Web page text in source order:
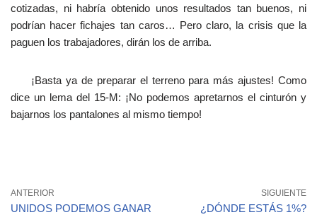
cotizadas, ni habría obtenido unos resultados tan buenos, ni
podrían hacer fichajes tan caros… Pero claro, la crisis que la
paguen los trabajadores, dirán los de arriba.
¡Basta ya de preparar el terreno para más ajustes! Como
dice un lema del 15-M: ¡No podemos apretarnos el cinturón y
bajarnos los pantalones al mismo tiempo!
ANTERIOR
UNIDOS PODEMOS GANAR
SIGUIENTE
¿DÓNDE ESTÁS 1%?